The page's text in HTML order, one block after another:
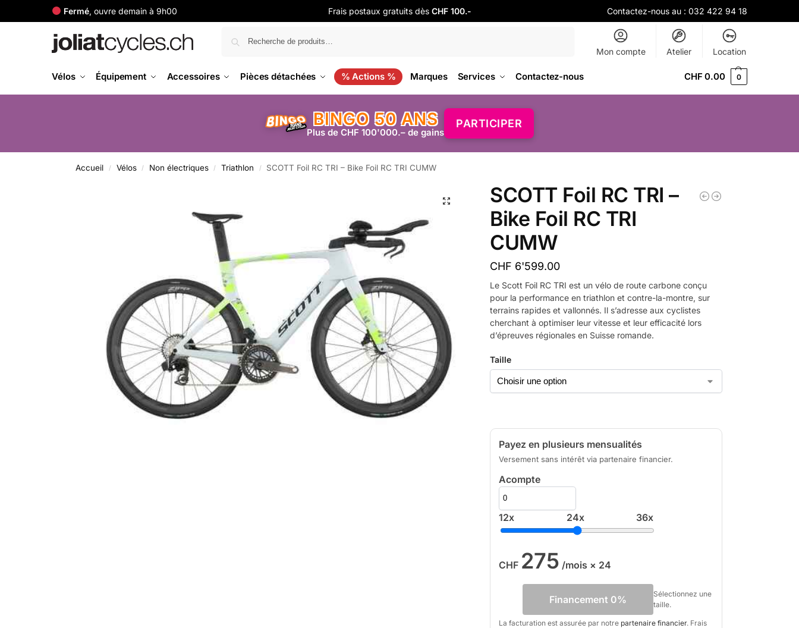
Fermé, ouvre demain à 9h00 Frais postaux gratuits dèsCHF 100.- Contactez-nous au : 032 422 94 18
Mon compte Atelier Location
Vélos Équipement Accessoires Pièces détachées % Actions % Marques Services Contactez-nous CHF 0.00 0
BINGO 50 ANS
Plus de CHF 100'000.– de gains
PARTICIPER
Accueil / Vélos / Non électriques / Triathlon / SCOTT Foil RC TRI – Bike Foil RC TRI CUMW
SCOTT Foil RC TRI –
Bike Foil RC TRI
CUMW
CHF 6'599.00
Le Scott Foil RC TRI est un vélo de route carbone conçu
pour la performance en triathlon et contre-la-montre, sur
terrains rapides et vallonnés. Il s’adresse aux cyclistes
cherchant à optimiser leur vitesse et leur efficacité lors
d’épreuves régionales en Suisse romande.
Taille
Payez en plusieurs mensualités
Versement sans intérêt via partenaire financier.
Acompte
12x 24x 36x
CHF 275 /mois × 24
Financement 0%
Sélectionnez une
taille.
La facturation est assurée par notre partenaire financier. Frais